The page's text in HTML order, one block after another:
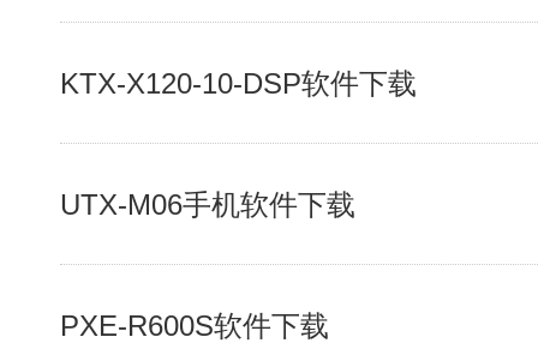
KTX-X120-10-DSP软件下载
UTX-M06手机软件下载
PXE-R600S软件下载